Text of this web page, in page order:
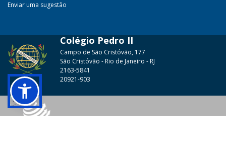
Enviar uma sugestão
Colégio Pedro II
Campo de São Cristóvão, 177
São Cristóvão - Rio de Janeiro - RJ
2163-5841
20921-903